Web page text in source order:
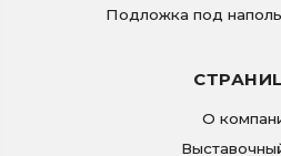
Подложка под
О